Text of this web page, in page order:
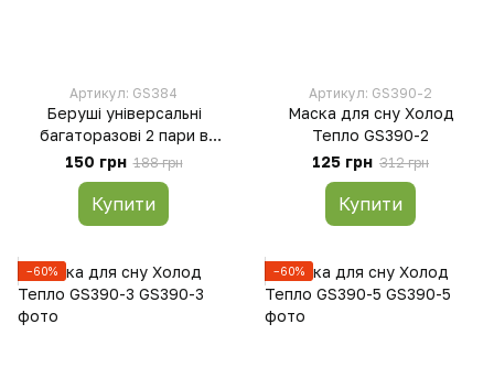
Артикул: GS384
Беруші універсальні
багаторазові 2 пари в
кейсі GS384
150 грн 188 грн
Купити
Артикул: GS390-2
Маска для сну Холод
Тепло GS390-2
125 грн 312 грн
Купити
−60% −60%